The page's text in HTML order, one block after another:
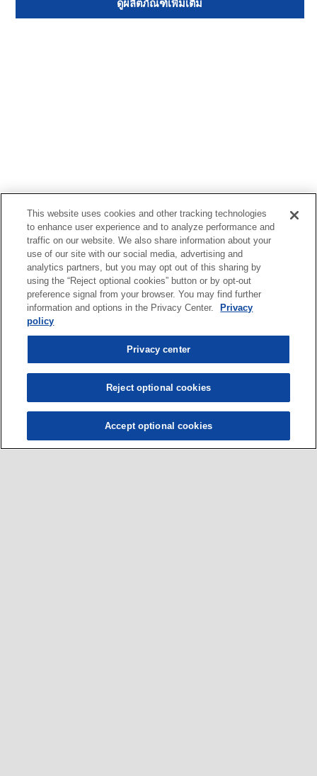
ดูผลิตภัณฑ์เพิ่มเติม
This website uses cookies and other tracking technologies
to enhance user experience and to analyze performance and
traffic on our website. We also share information about your
use of our site with our social media, advertising and
analytics partners, but you may opt out of this sharing by
using the “Reject optional cookies” button or by opt-out
preference signal from your browser. You may find further
information and options in the Privacy Center.
Privacy
policy
Privacy center
Reject optional cookies
Accept optional cookies